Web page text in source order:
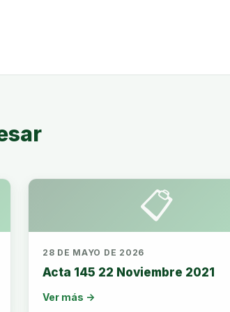
📋
28 DE MAYO DE 2026
Acta 145 22 Noviembre 2021
Ver más →